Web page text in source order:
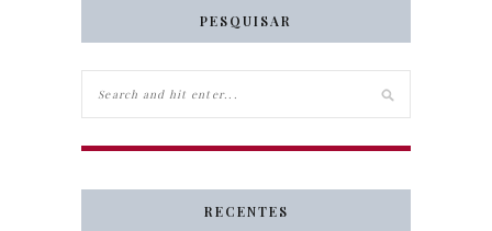
PESQUISAR
RECENTES